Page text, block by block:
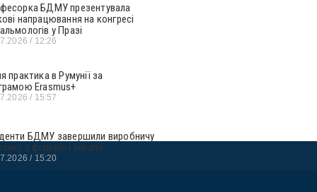
БДМУ презентувала
напрацювання на конгресі
у Празі
12:26
практика в Румунії за
Erasmus+
15:57
БДМУ завершили виробничу
з фізичної терапії
15:20